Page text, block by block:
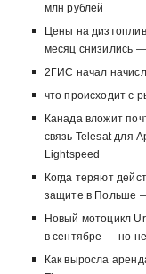
млн рублей
Цены на
месяц снизились
2ГИС начал
что происходит с
Канада вложит
связь Telesat для
Lightspeed
Когда теряют
защите в Польше
Новый мотоцикл
в сентябре — но
Как выросла